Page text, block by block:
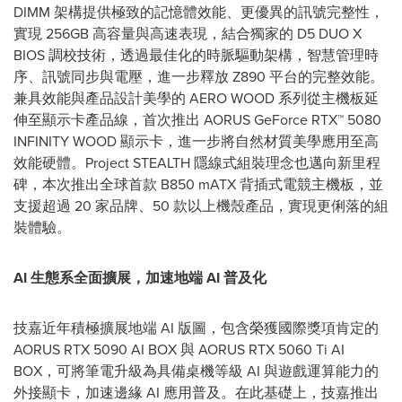
DIMM 架構提供極致的記憶體效能、更優異的訊號完整性，
實現 256GB 高容量與高速表現，結合獨家的 D5 DUO X
BIOS 調校技術，透過最佳化的時脈驅動架構，智慧管理時
序、訊號同步與電壓，進一步釋放 Z890 平台的完整效能。
兼具效能與產品設計美學的 AERO WOOD 系列從主機板延
伸至顯示卡產品線，首次推出 AORUS GeForce RTX™ 5080
INFINITY WOOD 顯示卡，進一步將自然材質美學應用至高
效能硬體。Project STEALTH 隱線式組裝理念也邁向新里程
碑，本次推出全球首款 B850 mATX 背插式電競主機板，並
支援超過 20 家品牌、50 款以上機殼產品，實現更俐落的組
裝體驗。
AI生態系全面擴展，加速地端AI普及化
技嘉近年積極擴展地端 AI 版圖，包含榮獲國際獎項肯定的
AORUS RTX 5090 AI BOX 與 AORUS RTX 5060 Ti AI
BOX，可將筆電升級為具備桌機等級 AI 與遊戲運算能力的
外接顯卡，加速邊緣 AI 應用普及。在此基礎上，技嘉推出